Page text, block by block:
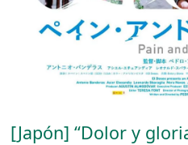
[Japón] “Dolor y